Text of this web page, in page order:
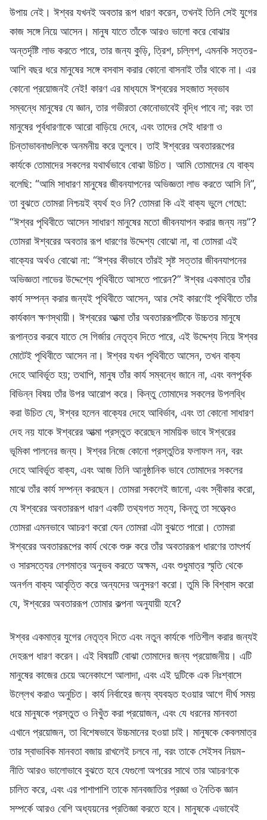
উপায় নেই। ঈশ্বর যখনই অবতার রূপ ধারণ করেন, তখনই তিনি সেই যুগের
কাজ সঙ্গে নিয়ে আসেন। মানুষ যাতে তাঁকে আরও ভালো করে বোঝার
অন্তর্দৃষ্টি লাভ করতে পারে, তার জন্য কুড়ি, ত্রিশ, চল্লিশ, এমনকি সত্তর-
আশি বছর ধরে মানুষের সঙ্গে বসবাস করার কোনো বাসনাই তাঁর থাকে না। এর
কোনো প্রয়োজনই নেই! কারণ এর মাধ্যমে ঈশ্বরের সহজাত স্বভাব
সম্বন্ধে মানুষের যে জ্ঞান, তার গভীরতা কোনোভাবেই বৃদ্ধি পাবে না; বরং তা
মানুষের পূর্বধারণাকে আরো বাড়িয়ে দেবে, এবং তাদের সেই ধারণা ও
চিন্তাভাবনাগুলিকে অনমনীয় করে তুলবে। তাই ঈশ্বরের অবতাররূপের
কার্যকে তোমাদের সকলের যথার্থভাবে বোঝা উচিত। আমি তোমাদের যে বাক্য
বলেছি: “আমি সাধারণ মানুষের জীবনযাপনের অভিজ্ঞতা লাভ করতে আসি নি”,
তা বুঝতে তোমরা নিশ্চয়ই ব্যর্থ হও নি? তোমরা কি এই বাক্য ভুলে গেছো:
“ঈশ্বর পৃথিবীতে আসেন সাধারণ মানুষের মতো জীবনযাপন করার জন্য নয়”?
তোমরা ঈশ্বরের অবতার রূপ ধারণের উদ্দেশ্য বোঝো না, বা তোমরা এই
বাক্যের অর্থও বোঝো না: “ঈশ্বর কীভাবে তাঁরই সৃষ্ট সত্তার জীবনযাপনের
অভিজ্ঞতা লাভের উদ্দেশ্যে পৃথিবীতে আসতে পারেন?” ঈশ্বর একমাত্র তাঁর
কার্য সম্পন্ন করার জন্যই পৃথিবীতে আসেন, আর সেই কারণেই পৃথিবীতে তাঁর
কার্যকাল ক্ষণস্থায়ী। ঈশ্বরের আত্মা তাঁর অবতাররূপটিকে উচ্চতর মানুষে
রূপান্তর করবে যাতে সে গির্জার নেতৃত্ব দিতে পারে, এই উদ্দেশ্য নিয়ে ঈশ্বর
মোটেই পৃথিবীতে আসেন না। ঈশ্বর যখন পৃথিবীতে আসেন, তখন বাক্য
দেহে আবির্ভূত হয়; তথাপি, মানুষ তাঁর কার্য সম্বন্ধে জানে না, এবং বলপূর্বক
বিভিন্ন বিষয় তাঁর উপর আরোপ করে। কিন্তু তোমাদের সকলের উপলব্ধি
করা উচিত যে, ঈশ্বর হলেন বাক্যের দেহে আবির্ভাব, এবং তা কোনো সাধারণ
দেহ নয় যাকে ঈশ্বরের আত্মা প্রস্তুত করেছেন সাময়িক ভাবে ঈশ্বরের
ভূমিকা পালনের জন্য। ঈশ্বর নিজে কোনো প্রস্তুতির ফলাফল নন, বরং
দেহে আবির্ভূত বাক্য, এবং আজ তিনি আনুষ্ঠানিক ভাবে তোমাদের সকলের
মাঝে তাঁর কার্য সম্পন্ন করছেন। তোমরা সকলেই জানো, এবং স্বীকার করো,
যে ঈশ্বরের অবতাররূপ ধারণ একটি তথ্যগত সত্য, কিন্তু তা সত্ত্বেও
তোমরা এমনভাবে আচরণ করো যেন তোমরা এটা বুঝতে পারো। তোমরা
ঈশ্বরের অবতাররূপের কার্য থেকে শুরু করে তাঁর অবতাররূপ ধারণের তাৎপর্য
ও সারসত্যের লেশমাত্র অনুভব করতে অক্ষম, এবং শুধুমাত্র স্মৃতি থেকে
অনর্গল বাক্য আবৃত্তি করে অন্যদের অনুসরণ করো। তুমি কি বিশ্বাস করো
যে, ঈশ্বরের অবতাররূপ তোমার কল্পনা অনুযায়ী হবে?
ঈশ্বর একমাত্র যুগের নেতৃত্ব দিতে এবং নতুন কার্যকে গতিশীল করার জন্যই
দেহরূপ ধারণ করেন। এই বিষয়টি বোঝা তোমাদের জন্য প্রয়োজনীয়। এটি
মানুষের কাজের চেয়ে অনেকাংশে আলাদা, এবং এই দুটিকে এক নিঃশ্বাসে
উল্লেখ করাও অনুচিত। কার্য নির্বাহের জন্য ব্যবহৃত হওয়ার আগে দীর্ঘ সময়
ধরে মানুষকে প্রস্তুত ও নিখুঁত করা প্রয়োজন, এবং যে ধরনের মানবতা
এখানে প্রয়োজন, তা বিশেষভাবে উচ্চমানের হওয়া চাই। মানুষকে কেবলমাত্র
তার স্বাভাবিক মানবতা বজায় রাখলেই চলবে না, বরং তাকে সেইসব নিয়ম-
নীতি আরও ভালোভাবে বুঝতে হবে যেগুলো অপরের সাথে তার আচরণকে
চালিত করে, এবং এর পাশাপাশি তাকে মানবজাতির প্রজ্ঞা ও নৈতিক জ্ঞান
সম্পর্কে আরও বেশি অধ্যয়নের প্রতিজ্ঞা করতে হবে। মানুষকে এভাবেই